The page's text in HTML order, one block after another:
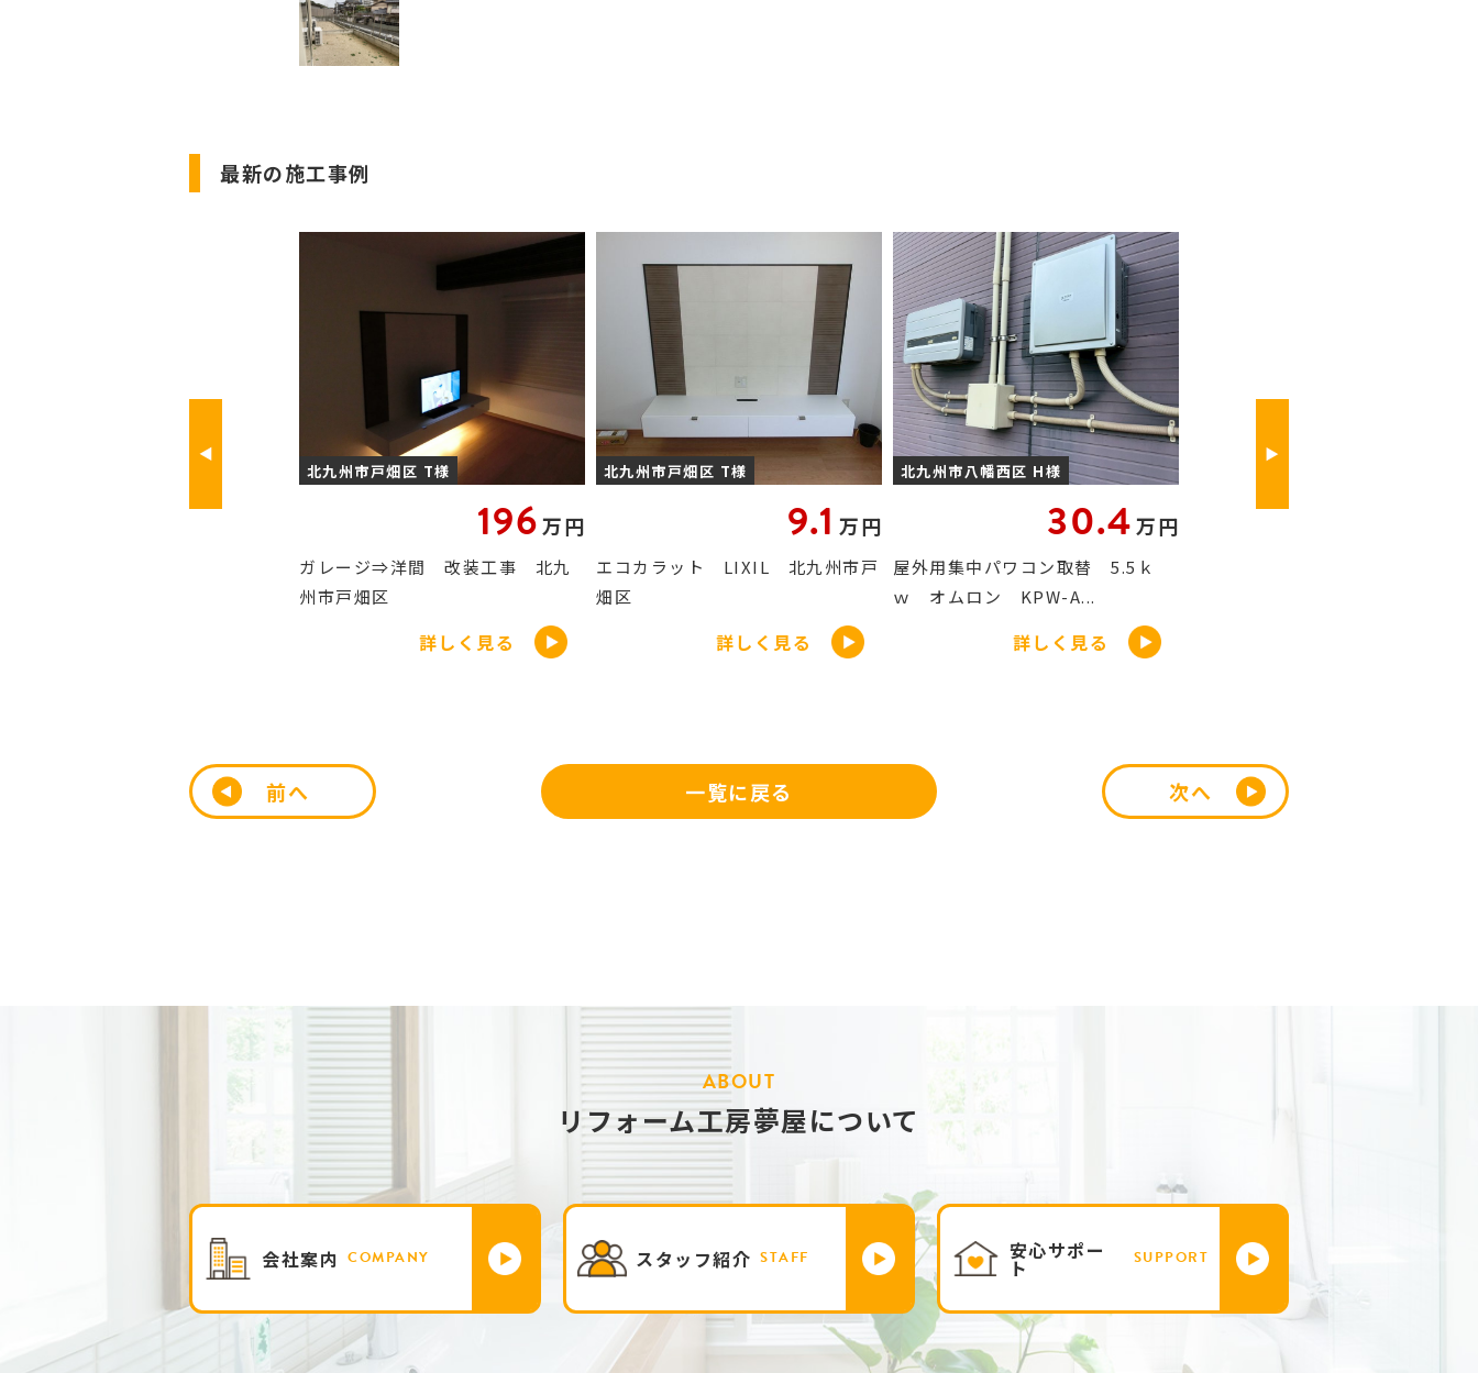
最新の施工事例
196
北九州市戸畑区 T様
9.1万円
エコカラット LIXIL 北九州市戸
畑区
詳しく見る
北九州市八幡西区 H様
30.4 万円
屋外用集中パワコン取替 5.5ｋ
ｗ オムロン KPW-A...
詳しく見る
北九州市戸畑区 S様
2.2万円
トイレ表示錠 レバーハンドル交
換 北九州市戸畑区
詳しく見る
前へ 一覧に戻る 次へ
ABOUT
リフォーム工房夢屋について
会社案内 COMPANY スタッフ紹介 STAFF 安心サポー
ト SUPPORT